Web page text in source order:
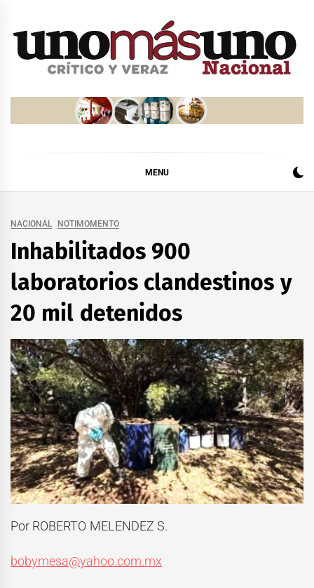
MENU
NACIONAL NOTIMOMENTO
Inhabilitados 900
laboratorios clandestinos y
20 mil detenidos
Por ROBERTO MELENDEZ S.
bobymesa@yahoo.com.mx